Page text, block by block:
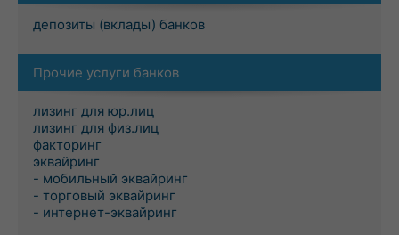
депозиты (вклады) банков
Прочие услуги банков
лизинг для юр.лиц
лизинг для физ.лиц
факторинг
эквайринг
- мобильный эквайринг
- торговый эквайринг
- интернет-эквайринг